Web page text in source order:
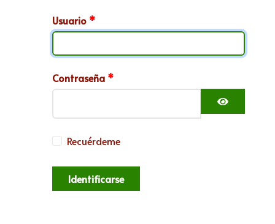
Usuario *
Contraseña *
Recuérdeme
Identificarse